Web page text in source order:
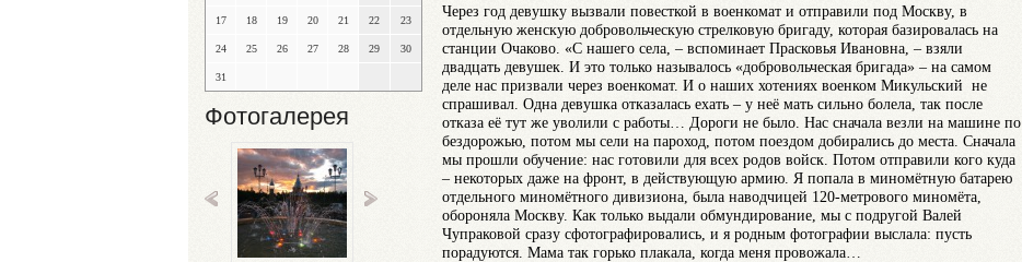
17 18 19 20 21 22 23
24 25 26 27 28 29 30
31
Фотогалерея
Через год девушку вызвали повесткой в военкомат и отправили под Москву, в
отдельную женскую добровольческую стрелковую бригаду, которая базировалась на
станции Очаково. «С нашего села, – вспоминает Прасковья Ивановна, – взяли
двадцать девушек. И это только называлось «добровольческая бригада» – на самом
деле нас призвали через военкомат. И о наших хотениях военком Микульский не
спрашивал. Одна девушка отказалась ехать – у неё мать сильно болела, так после
отказа её тут же уволили с работы… Дороги не было. Нас сначала везли на машине по
бездорожью, потом мы сели на пароход, потом поездом добирались до места. Сначала
мы прошли обучение: нас готовили для всех родов войск. Потом отправили кого куда
– некоторых даже на фронт, в действующую армию. Я попала в миномётную батарею
отдельного миномётного дивизиона, была наводчицей 120-метрового миномёта,
обороняла Москву. Как только выдали обмундирование, мы с подругой Валей
Чупраковой сразу сфотографировались, и я родным фотографии выслала: пусть
порадуются. Мама так горько плакала, когда меня провожала…